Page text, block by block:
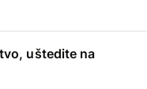
uštedite na